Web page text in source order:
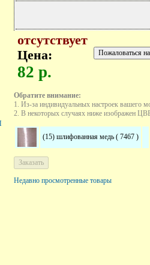
отсутствует
Цена:
82 р.
Обратите внимание:
1. Из-за индивидуальных настроек вашего
2. В некоторых случаях ниже изображен
(15) шлифованная медь ( 7467 )
Недавно просмотренные товары